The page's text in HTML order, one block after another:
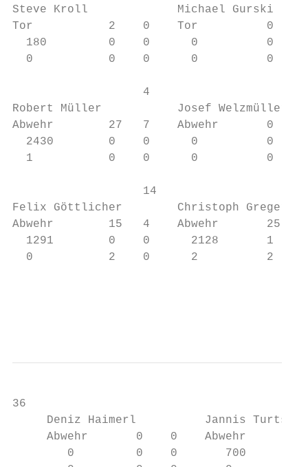
Steve Kroll             Michael Gurski
Tor           2    0    Tor          0
180         0    0      0          0
0           0    0      0          0
4
Robert Müller           Josef Welzmüller
Abwehr        27   7    Abwehr       0
2430        0    0      0          0
1           0    0      0          0
14
Felix Göttlicher        Christoph
Abwehr        15   4    Abwehr
1291        0    0      2128       1
0           2    0      2          2
36
Deniz Haimerl          Jannis
Abwehr       0    0    Abwehr
0         0    0       700